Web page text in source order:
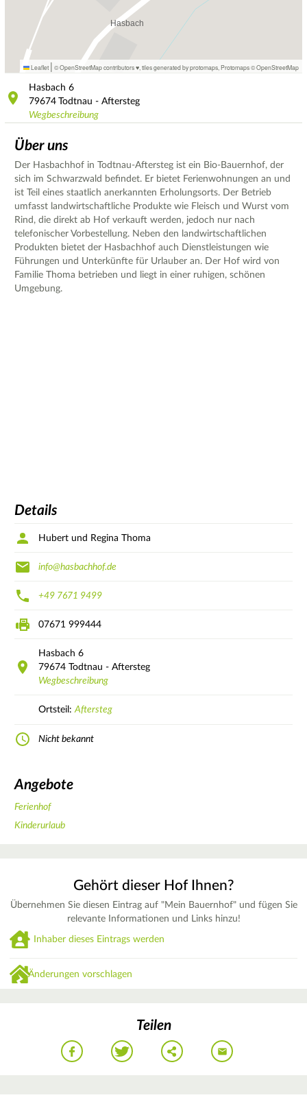
Leaflet | © OpenStreetMap contributors ♥, tiles generated by protomaps Protomaps©OpenStreetMap
Hasbach 6
79674 Todtnau - Aftersteg
Wegbeschreibung
Über uns
Der Hasbachhof in Todtnau-Aftersteg ist ein Bio-Bauernhof, der
sich im Schwarzwald befindet. Er bietet Ferienwohnungen an und
ist Teil eines staatlich anerkannten Erholungsorts. Der Betrieb
umfasst landwirtschaftliche Produkte wie Fleisch und Wurst vom
Rind, die direkt ab Hof verkauft werden, jedoch nur nach
telefonischer Vorbestellung. Neben den landwirtschaftlichen
Produkten bietet der Hasbachhof auch Dienstleistungen wie
Führungen und Unterkünfte für Urlauber an. Der Hof wird von
Familie Thoma betrieben und liegt in einer ruhigen, schönen
Umgebung.
Details
Hubert und Regina Thoma
info@hasbachhof.de
+49 7671 9499
07671 999444
Hasbach 6
79674 Todtnau - Aftersteg
Wegbeschreibung
Ortsteil: Aftersteg
Nicht bekannt
Angebote
Ferienhof
Kinderurlaub
Gehört dieser Hof Ihnen?
Übernehmen Sie diesen Eintrag auf "Mein Bauernhof" und fügen Sie
relevante Informationen und Links hinzu!
Inhaber dieses Eintrags werden
Änderungen vorschlagen
Teilen